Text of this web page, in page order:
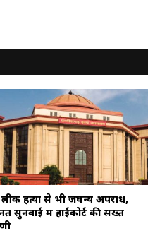
हत्या से भी जघन्य अपराध,
सुनवाई में हाईकोर्ट की सख्त